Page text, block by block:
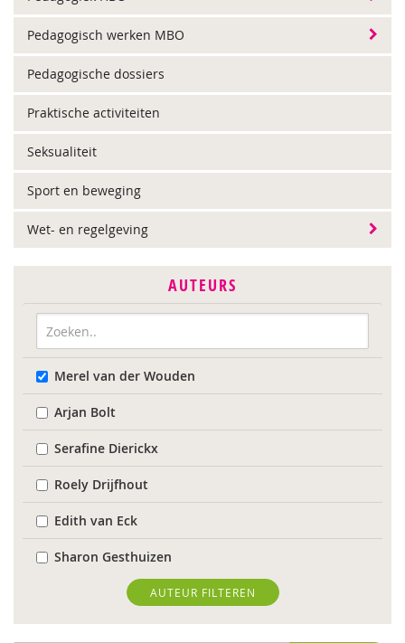
Pedagogisch werken MBO
Pedagogische dossiers
Praktische activiteiten
Seksualiteit
Sport en beweging
Wet- en regelgeving
AUTEURS
Merel van der Wouden
Arjan Bolt
Serafine Dierickx
Roely Drijfhout
Edith van Eck
Sharon Gesthuizen
Edith Geurts
Bidan Hu
AUTEUR FILTEREN